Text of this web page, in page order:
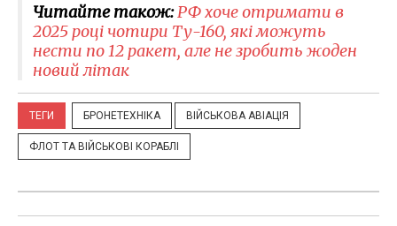
Читайте також:РФ хоче отримати в
2025 році чотири Ту-160, які можуть
нести по 12 ракет, але не зробить жоден
новий літак
ТЕГИ БРОНЕТЕХНІКА ВІЙСЬКОВА АВІАЦІЯ
ФЛОТ ТА ВІЙСЬКОВІ КОРАБЛІ